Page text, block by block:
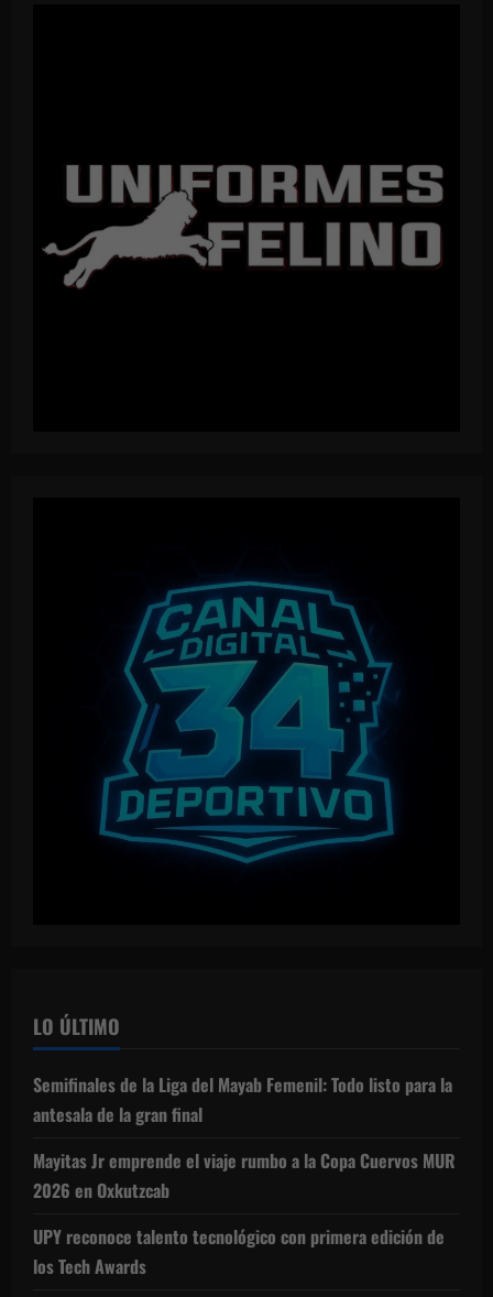
LO ÚLTIMO
Semifinales de la Liga del Mayab Femenil: Todo listo para la
antesala de la gran final
Mayitas Jr emprende el viaje rumbo a la Copa Cuervos MUR
2026 en Oxkutzcab
UPY reconoce talento tecnológico con primera edición de
los Tech Awards